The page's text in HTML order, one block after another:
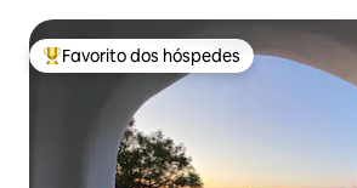
Favoritos dos hóspedes mais apreciados
Favorito dos hóspedes